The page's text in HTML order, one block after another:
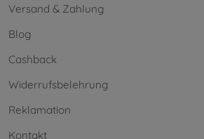
Versand & Zahlung
Blog
Cashback
Widerrufsbelehrung
Reklamation
Kontakt